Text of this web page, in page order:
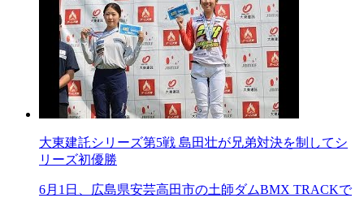
大東建託シリーズ第5戦 島田壮が兄弟対決を制してシ
リーズ初優勝
6月1日、広島県安芸高田市の土師ダムBMX TRACKで